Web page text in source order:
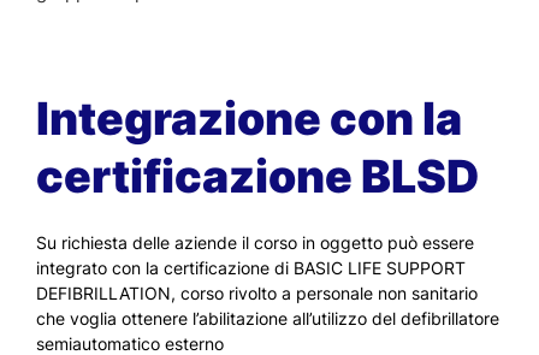
Integrazione con la
certificazione BLSD
Su richiesta delle aziende il corso in oggetto può essere
integrato con la certificazione di BASIC LIFE SUPPORT
DEFIBRILLATION, corso rivolto a personale non sanitario
che voglia ottenere l’abilitazione all’utilizzo del defibrillatore
semiautomatico esterno